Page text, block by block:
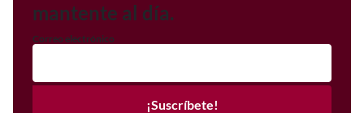
mantente al día.
Correo electrónico
¡Suscríbete!